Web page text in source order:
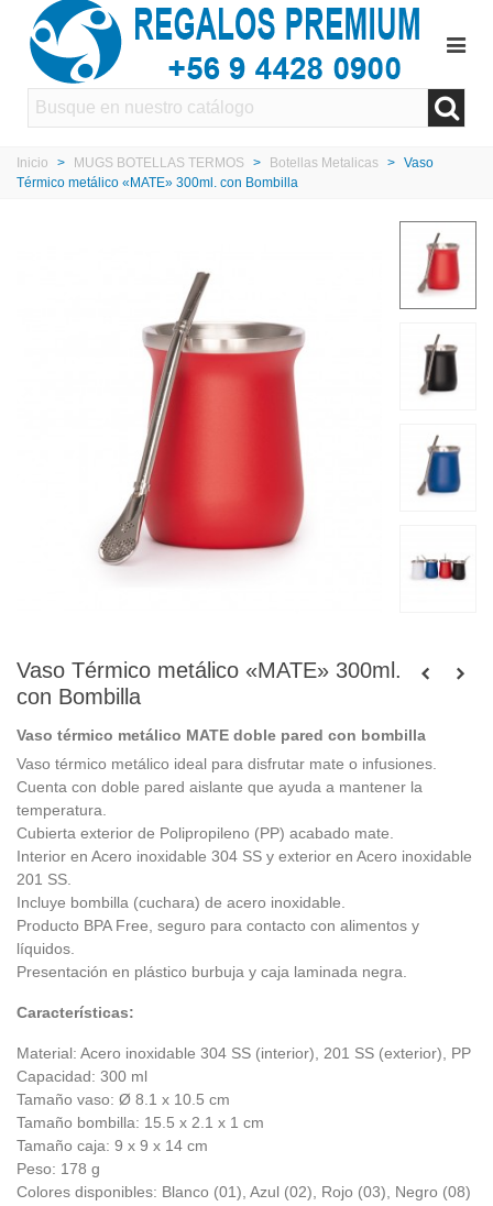
Inicio > MUGS BOTELLAS TERMOS > Botellas Metalicas > Vaso
Térmico metálico «MATE» 300ml. con Bombilla
Vaso Térmico metálico «MATE» 300ml.
con Bombilla
Vaso térmico metálico MATE doble pared con bombilla
Vaso térmico metálico ideal para disfrutar mate o infusiones.
Cuenta con doble pared aislante que ayuda a mantener la
temperatura.
Cubierta exterior de Polipropileno (PP) acabado mate.
Interior en Acero inoxidable 304 SS y exterior en Acero inoxidable
201 SS.
Incluye bombilla (cuchara) de acero inoxidable.
Producto BPA Free, seguro para contacto con alimentos y
líquidos.
Presentación en plástico burbuja y caja laminada negra.
Características:
Material: Acero inoxidable 304 SS (interior), 201 SS (exterior), PP
Capacidad: 300 ml
Tamaño vaso: Ø 8.1 x 10.5 cm
Tamaño bombilla: 15.5 x 2.1 x 1 cm
Tamaño caja: 9 x 9 x 14 cm
Peso: 178 g
Colores disponibles: Blanco (01), Azul (02), Rojo (03), Negro (08)